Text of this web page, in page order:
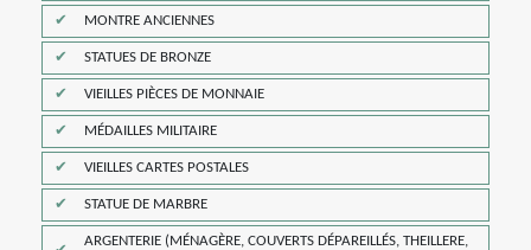
MONTRE ANCIENNES
STATUES DE BRONZE
VIEILLES PIÈCES DE MONNAIE
MÉDAILLES MILITAIRE
VIEILLES CARTES POSTALES
STATUE DE MARBRE
ARGENTERIE (MÉNAGÈRE, COUVERTS DÉPAREILLÉS, THEILLERE,